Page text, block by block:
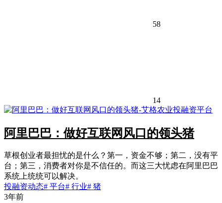
58
14
阿里巴巴：做好互联网风口的领头猪
草根创业者最担忧的是什么？第一，资金不够；第二，没有平
台；第三，消费者对你是不信任的。而这三大忧虑在阿里巴巴
系统上统统可以解决。
投融资动态# 平台# 行业# 猪
3年前